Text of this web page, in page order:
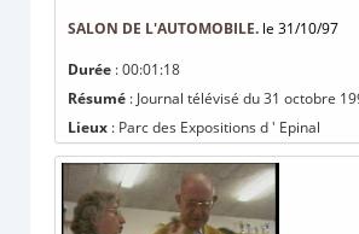
SALON DE L'AUTOMOBILE. le 31/10/97
Durée : 00:01:18
Résumé : Journal télévisé du 31 octobre
Lieux : Parc des Expositions d ' Epinal